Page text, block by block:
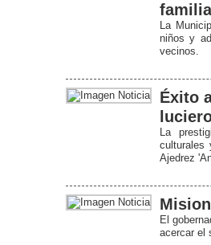
familia
La
niños y
vecinos.
Éxito
La
culturales
Ajedrez
El
acercar el